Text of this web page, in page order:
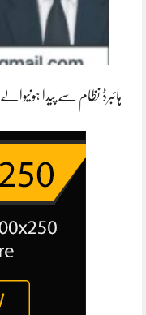
ہائبرڈ نظام سے پیدا